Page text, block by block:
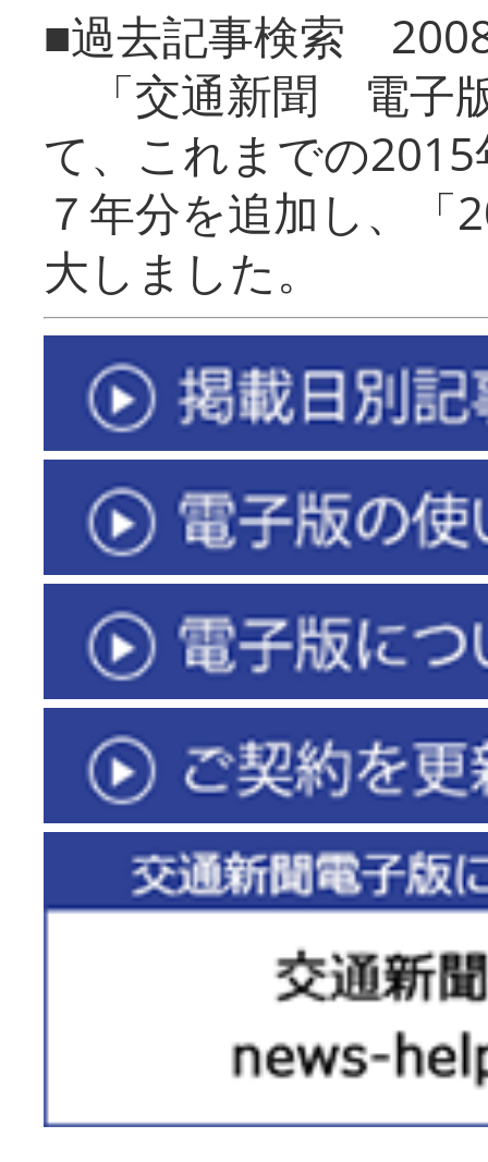
■過去記事検索
「交通新聞 電子
て、これまでの
７年分を追加し、「
大しまし